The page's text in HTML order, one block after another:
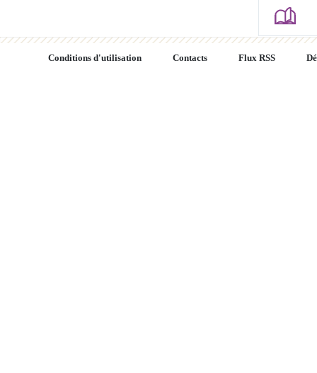
Conditions d'utilisation Contacts Flux RSS